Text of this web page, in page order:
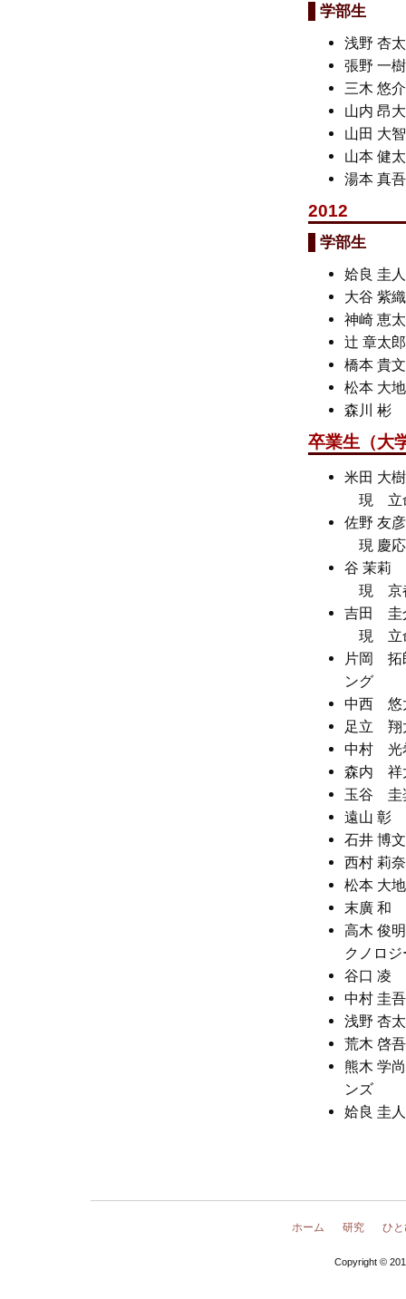
学部生
浅野 杏
張野 一
三木 悠
山内 昂
山田 大
山本 健
湯本 真
2012
学部生
姶良 圭
大谷 紫
神崎 恵
辻 章太
橋本 貴
松本 大
森川
卒業生（大
米田 大樹
現 立
佐野 友彦
現 慶応
谷 茉莉
現 京
吉田
現 立
片岡
ング
中西
足立 翔
中村
森内
玉谷
遠山
石井 博
西村 莉
松本 大
末廣
高木 俊
クノロジ
谷口
中村 圭
浅野 杏
荒木 啓
熊木 学
ンズ
姶良 圭
ホーム 研究 ひ
Copyright ©